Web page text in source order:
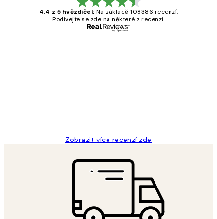
4.4 z 5 hvězdiček Na základě 108386 recenzí.
Podívejte se zde na některé z recenzí.
Zobrazit více recenzí zde